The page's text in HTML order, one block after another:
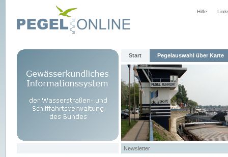
Hilfe
Start Pegelauswahl über Karte
Newsletter